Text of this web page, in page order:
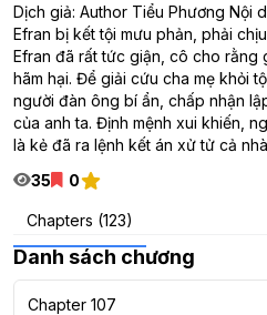
Dịch giả: Author Tiểu Phương Nội
Efran bị kết tội mưu phản, phải
Efran đã rất tức giận, cô cho rằng
hãm hại. Để giải cứu cha mẹ khỏi
người đàn ông bí ẩn, chấp nhận
của anh ta. Định mệnh xui khiến,
là kẻ đã ra lệnh kết án xử tử cả
35
0
Chapters (123)
Danh sách chương
Chapter 107